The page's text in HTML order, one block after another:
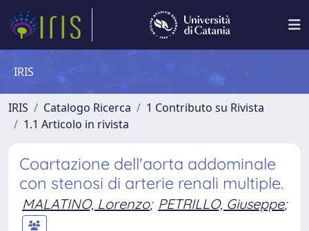
IRIS
IRIS Catalogo Ricerca
1 Contributo su Rivista
1.1 Articolo in rivista
Coartazione dell'aorta addominale
con stenosi di arterie renali multiple.
MALATINO, Lorenzo; PETRILLO, Giuseppe;